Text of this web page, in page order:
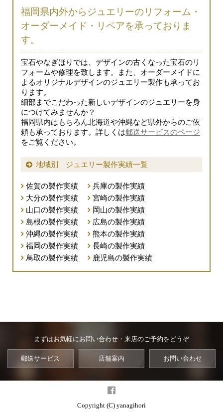
福岡県内外からジュエリーのリフォーム・
オーダーメイド・リペアを承っておりま
す。
宝石やなぎほりでは、デザインの古くなった宝石のリ
フォームや修理を致します。また、オーダーメイドに
よるオリジナルデザインのジュエリー製作も承ってお
ります。
細部までこだわった新しいデザインのジュエリーを身
につけてみませんか？
福岡県内はもちろん北海道や沖縄など県外からのご依
頼も承っております。詳しくは郵送サービスのページ
をご覧ください。
地域別 ジュエリー製作実績一覧
佐賀の製作実績
兵庫の製作実績
大分の製作実績
宮崎の製作実績
山口の製作実績
岡山の製作実績
島根の製作実績
広島の製作実績
沖縄の製作実績
熊本の製作実績
福岡の製作実績
長崎の製作実績
鳥取の製作実績
鹿児島の製作実績
まずはお気軽にお問い合わせ・来店のご予約をどうぞ
郵送サービス 店舗案内 お問い合わせ
Copyright (C) yanagihori